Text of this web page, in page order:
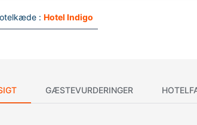
: Hotel Indigo
GÆSTEVURDERINGER